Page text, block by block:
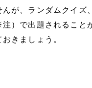
が、ランダムクイズ
）で出題されること
きましょう。